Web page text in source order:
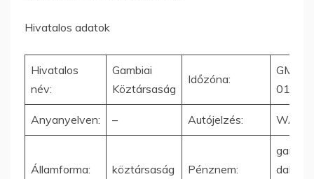
Hivatalos adatok
Hivatalos
név:
Gambiai
Köztársaság
Időzóna:
GMT-
01:00
Anyanyelven: – Autójelzés: WAG
Államforma: köztársaság Pénznem:
gambiai
dalasi